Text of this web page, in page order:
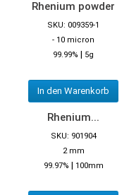
Rhenium powder
SKU: 009359-1
- 10 micron
99.99% | 5g
In den Warenkorb
Rhenium...
SKU: 901904
2 mm
99.97% | 100mm